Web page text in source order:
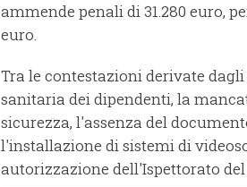
ammende penali di 31.280 euro,
euro.
Tra le contestazioni derivate
sanitaria dei dipendenti, la
sicurezza, l'assenza del
l'installazione di sistemi di
autorizzazione dell'Ispettorato